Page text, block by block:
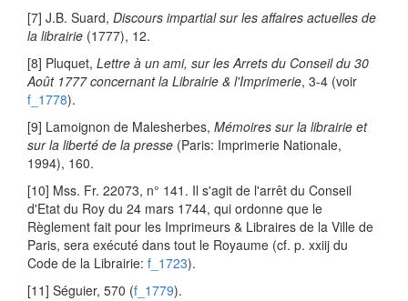
[7] J.B. Suard, Discours impartial sur les affaires actuelles de
la librairie (1777), 12.
[8] Pluquet, Lettre à un ami, sur les Arrets du Conseil du 30
Août 1777 concernant la Librairie & l'Imprimerie, 3-4 (voir
f_1778).
[9] Lamoignon de Malesherbes, Mémoires sur la librairie et
sur la liberté de la presse (Paris: Imprimerie Nationale,
1994), 160.
[10] Mss. Fr. 22073, n° 141. Il s'agit de l'arrêt du Conseil
d'Etat du Roy du 24 mars 1744, qui ordonne que le
Règlement fait pour les Imprimeurs & Libraires de la Ville de
Paris, sera exécuté dans tout le Royaume (cf. p. xxiij du
Code de la Librairie: f_1723).
[11] Séguier, 570 (f_1779).